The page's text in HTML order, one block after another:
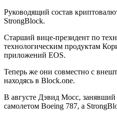
Руководящий состав
StrongBlock.
Старший вице-президент по
технологическим продуктам
приложений EOS.
Теперь же они совместно с
находясь в Block.one.
В августе Дэвид Мосс,
самолетом Boeing 787, а